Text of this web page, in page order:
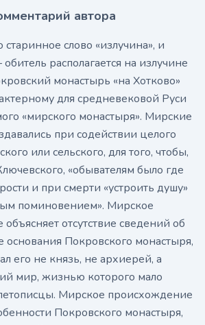
автора
старинное слово «излучина», и
располагается на излучине
монастырь «на Хотково»
для средневековой Руси
«мирского монастыря». Мирские
при содействии целого
или сельского, для того, чтобы,
«обывателям было где
и при смерти «устроить душу»
поминовением». Мирское
отсутствие сведений об
основания Покровского монастыря,
его не князь, не архиерей, а
мир, жизнью которого мало
Мирское происхождение
Покровского монастыря,